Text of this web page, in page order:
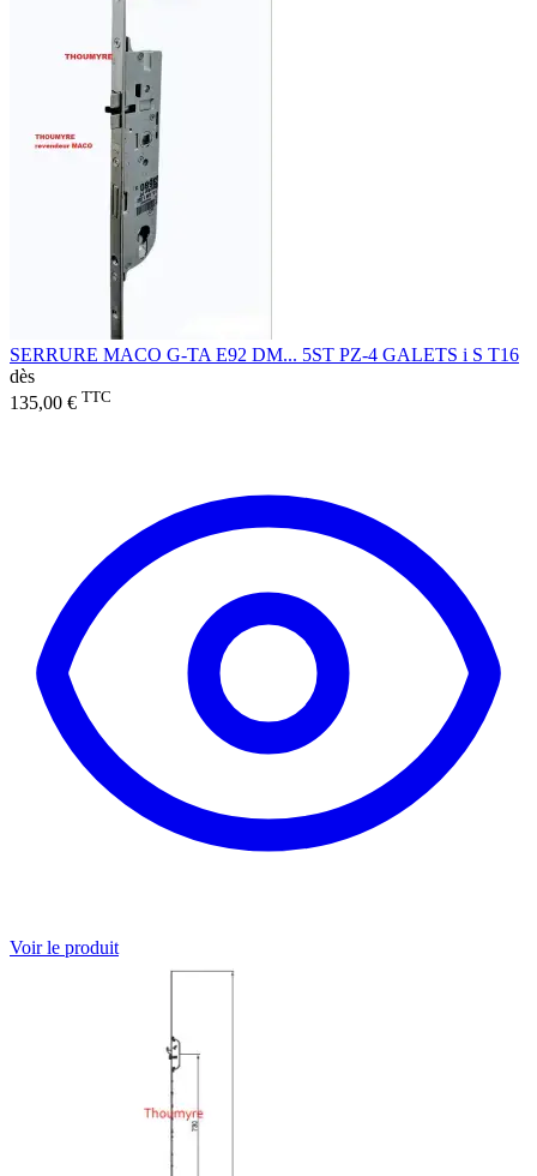
SERRURE MACO G-TA E92 DM... 5ST PZ-4 GALETS i S T16
dès
135,00 € TTC
Voir le produit